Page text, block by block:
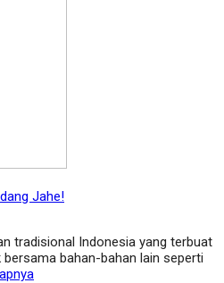
Jahe!
tradisional Indonesia yang terbuat
bahan-bahan lain seperti